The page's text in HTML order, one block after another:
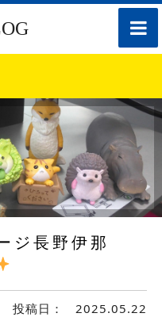
toggle
ジ長野伊那
投稿日： 2025.05.22